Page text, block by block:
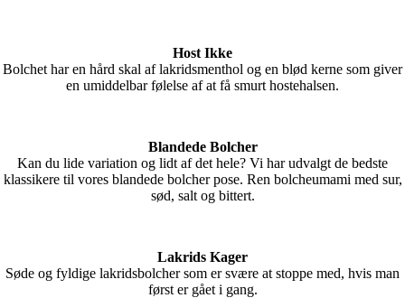
Host Ikke
Bolchet har en hård skal af lakridsmenthol og en blød kerne som giver
en umiddelbar følelse af at få smurt hostehalsen.
Blandede Bolcher
Kan du lide variation og lidt af det hele? Vi har udvalgt de bedste
klassikere til vores blandede bolcher pose. Ren bolcheumami med sur,
sød, salt og bittert.
Lakrids Kager
Søde og fyldige lakridsbolcher som er svære at stoppe med, hvis man
først er gået i gang.